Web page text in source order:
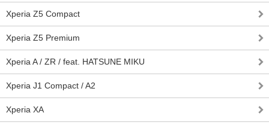
Xperia Z5 Compact
Xperia Z5 Premium
Xperia A / ZR / feat. HATSUNE MIKU
Xperia J1 Compact / A2
Xperia XA